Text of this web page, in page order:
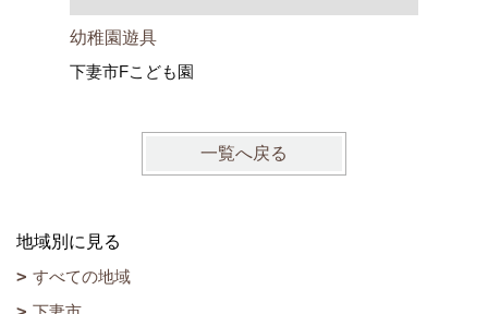
幼稚園遊具
下妻市Fこども園
一覧へ戻る
地域別に見る
すべての地域